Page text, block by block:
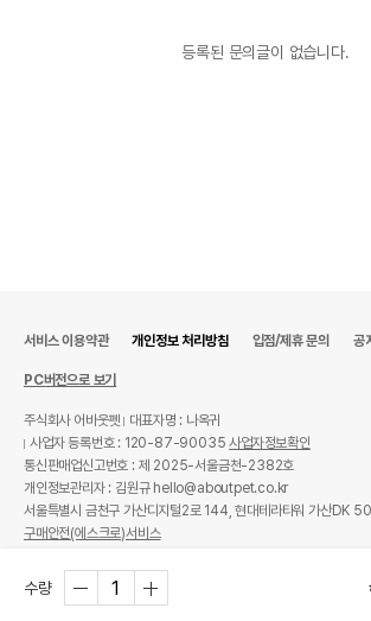
등록된 문의글이 없습니다.
수량
서비스 이용약관 개인정보 처리방침 입점/제휴 문의 공
PC버전으로 보기
주식회사 어바웃펫
대표자명 : 나옥귀
사업자 등록번호 : 120-87-90035사업자정보확인
통신판매업신고번호 : 제 2025-서울금천-2382호
개인정보관리자 : 김원규 hello@aboutpet.co.kr
서울특별시 금천구 가산디지털2로 144, 현대테라타워 가산DK
구매안전(에스크로)서비스